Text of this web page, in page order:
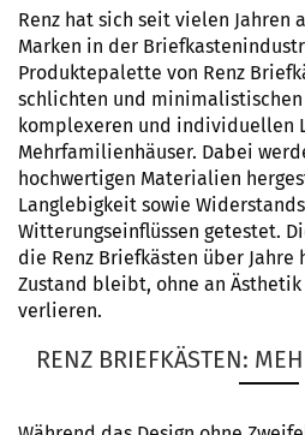
Renz hat sich seit vielen Jahren
Marken in der
Produktepalette von Renz
schlichten und minimalistischen
komplexeren und individuellen
Mehrfamilienhäuser. Dabei
hochwertigen Materialien
Langlebigkeit sowie
Witterungseinflüssen getestet.
die Renz Briefkästen über Jahre
Zustand bleibt, ohne an
verlieren.
RENZ BRIEFKÄSTEN: